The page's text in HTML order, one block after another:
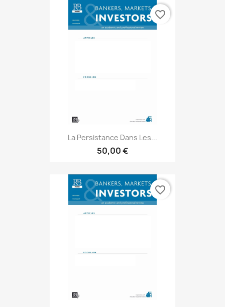
La Persistance Dans Les...
50,00 €
favorite_border
favorite_border